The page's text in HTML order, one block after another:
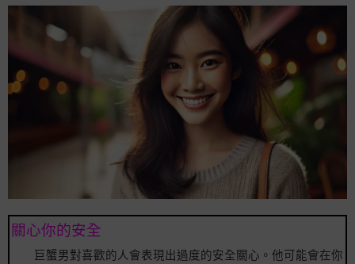
關心你的安全
巨蟹男對喜歡的人會表現出過度的安全關心。他可能會在你